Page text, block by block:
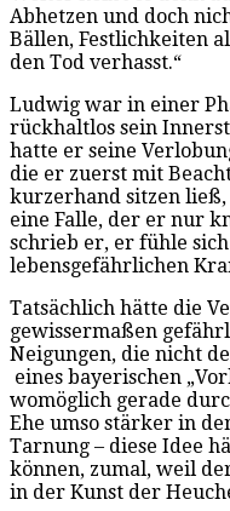
Abhetzen und doch
Bällen, Festlichkeiten
den Tod verhasst.“
Ludwig war in einer
rückhaltlos sein
hatte er seine
die er zuerst mit
kurzerhand sitzen
eine Falle, der er nur
schrieb er, er fühle
lebensgefährlichen
Tatsächlich hätte die
gewissermaßen
Neigungen, die nicht
eines bayerischen
womöglich gerade
Ehe umso stärker in
Tarnung – diese Idee
können, zumal, weil
in der Kunst der